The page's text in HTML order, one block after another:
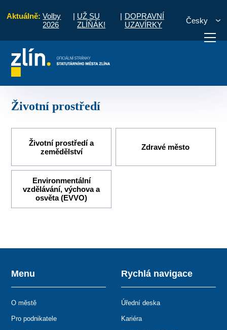
Aktuálně: Volby
2026
| UŽ SU
ZLÍŇÁK!
| DOPRAVNÍ
UZAVÍRKY
Česky
vyřídit Potřebuji zaplatit
Životní prostředí
Životní prostředí a
zemědělství
Zdravé město
Environmentální
vzdělávání, výchova a
osvěta (EVVO)
Menu
O městě
Pro podnikatele
Rychlá navigace
Úřední deska
Kariéra